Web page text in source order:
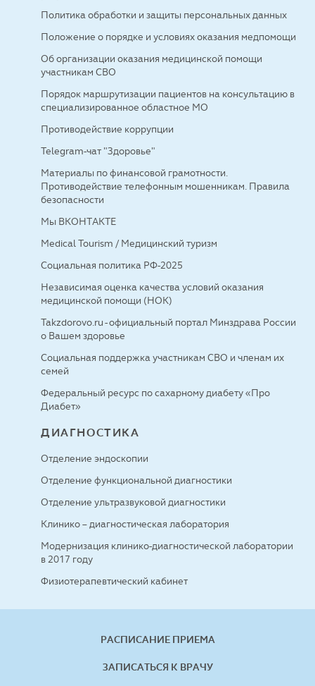
Политика обработки и защиты персональных данных
Положение о порядке и условиях оказания медпомощи
Об организации оказания медицинской помощи
участникам СВО
Порядок маршрутизации пациентов на консультацию в
специализированное областное МО
Противодействие коррупции
Telegram-чат "Здоровье"
Материалы по финансовой грамотности.
Противодействие телефонным мошенникам. Правила
безопасности
Мы ВКОНТАКТЕ
Medical Tourism / Медицинский туризм
Социальная политика РФ-2025
Независимая оценка качества условий оказания
медицинской помощи (НОК)
Takzdorovo.ru - официальный портал Минздрава России
о Вашем здоровье
Социальная поддержка участникам СВО и членам их
семей
Федеральный ресурс по сахарному диабету «Про
Диабет»
ДИАГНОСТИКА
Отделение эндоскопии
Отделение функциональной диагностики
Отделение ультразвуковой диагностики
Клинико – диагностическая лаборатория
Модернизация клинико-диагностической лаборатории
в 2017 году
Физиотерапевтический кабинет
РАСПИСАНИЕ ПРИЕМА
ЗАПИСАТЬСЯ К ВРАЧУ